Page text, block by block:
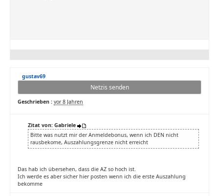
gustav69
Netzis senden
Geschrieben : vor 8 Jahren
Zitat von: Gabriele
Bitte was nutzt mir der Anmeldebonus, wenn ich DEN nicht
rausbekome, Auszahlungsgrenze nicht erreicht
Das hab ich übersehen, dass die AZ so hoch ist.
Ich werde es aber sicher hier posten wenn ich die erste Auszahlung
bekomme